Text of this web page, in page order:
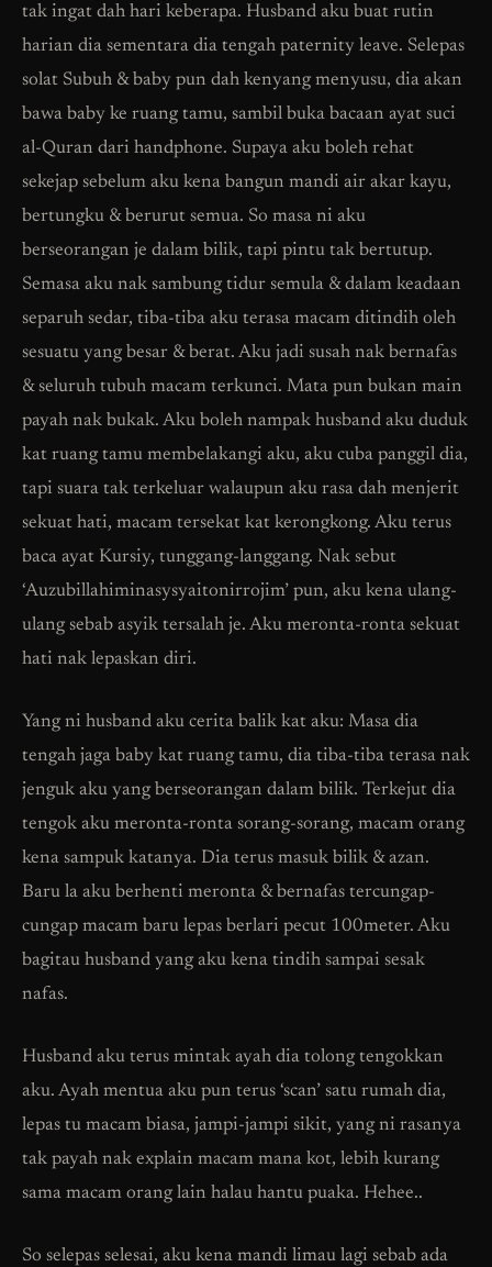
tak ingat dah hari keberapa. Husband aku buat rutin
harian dia sementara dia tengah paternity leave. Selepas
solat Subuh & baby pun dah kenyang menyusu, dia akan
bawa baby ke ruang tamu, sambil buka bacaan ayat suci
al-Quran dari handphone. Supaya aku boleh rehat
sekejap sebelum aku kena bangun mandi air akar kayu,
bertungku & berurut semua. So masa ni aku
berseorangan je dalam bilik, tapi pintu tak bertutup.
Semasa aku nak sambung tidur semula & dalam keadaan
separuh sedar, tiba-tiba aku terasa macam ditindih oleh
sesuatu yang besar & berat. Aku jadi susah nak bernafas
& seluruh tubuh macam terkunci. Mata pun bukan main
payah nak bukak. Aku boleh nampak husband aku duduk
kat ruang tamu membelakangi aku, aku cuba panggil dia,
tapi suara tak terkeluar walaupun aku rasa dah menjerit
sekuat hati, macam tersekat kat kerongkong. Aku terus
baca ayat Kursiy, tunggang-langgang. Nak sebut
‘Auzubillahiminasysyaitonirrojim’ pun, aku kena ulang-
ulang sebab asyik tersalah je. Aku meronta-ronta sekuat
hati nak lepaskan diri.
Yang ni husband aku cerita balik kat aku: Masa dia
tengah jaga baby kat ruang tamu, dia tiba-tiba terasa nak
jenguk aku yang berseorangan dalam bilik. Terkejut dia
tengok aku meronta-ronta sorang-sorang, macam orang
kena sampuk katanya. Dia terus masuk bilik & azan.
Baru la aku berhenti meronta & bernafas tercungap-
cungap macam baru lepas berlari pecut 100meter. Aku
bagitau husband yang aku kena tindih sampai sesak
nafas.
Husband aku terus mintak ayah dia tolong tengokkan
aku. Ayah mentua aku pun terus ‘scan’ satu rumah dia,
lepas tu macam biasa, jampi-jampi sikit, yang ni rasanya
tak payah nak explain macam mana kot, lebih kurang
sama macam orang lain halau hantu puaka. Hehee..
So selepas selesai, aku kena mandi limau lagi sebab ada